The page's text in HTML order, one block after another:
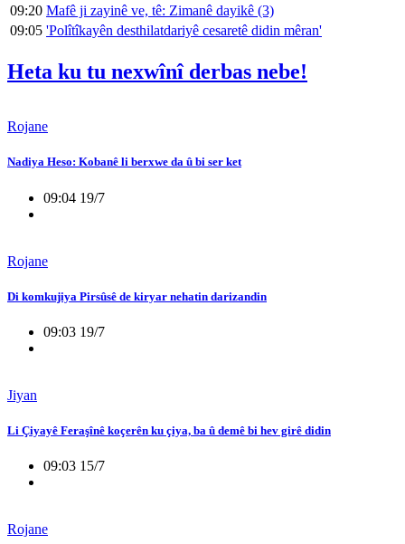
09:20 Mafê ji zayinê ve, tê: Zimanê dayikê (3)
09:05 'Polîtîkayên desthilatdariyê cesaretê didin mêran'
Heta ku tu nexwînî derbas nebe!
Rojane
Nadiya Heso: Kobanê li berxwe da û bi ser ket
09:04 19/7
Rojane
Di komkujiya Pirsûsê de kiryar nehatin darizandin
09:03 19/7
Jiyan
Li Çiyayê Feraşînê koçerên ku çiya, ba û demê bi hev girê didin
09:03 15/7
Rojane